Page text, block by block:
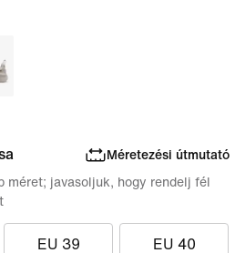
Méretezési útmutató
EU 39 EU 40
méret; javasoljuk, hogy rendelj fél